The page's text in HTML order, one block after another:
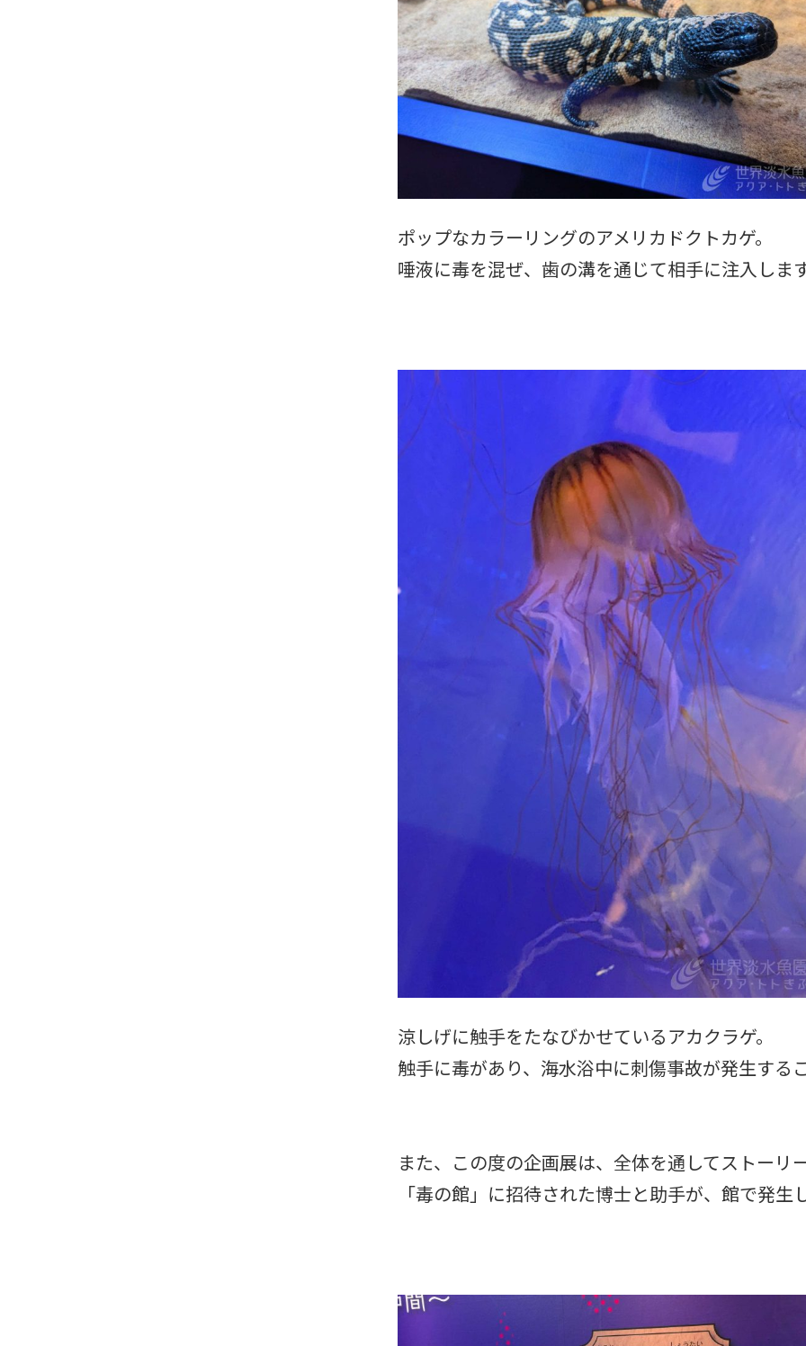
ポップなカラーリングのアメリカドクトカゲ。
唾液に毒を混ぜ、歯の溝を通じて相手に注入しま
涼しげに触手をたなびかせているアカクラゲ。
触手に毒があり、海水浴中に刺傷事故が発生する
また、この度の企画展は、全体を通してストーリ
「毒の館」に招待された博士と助手が、館で発